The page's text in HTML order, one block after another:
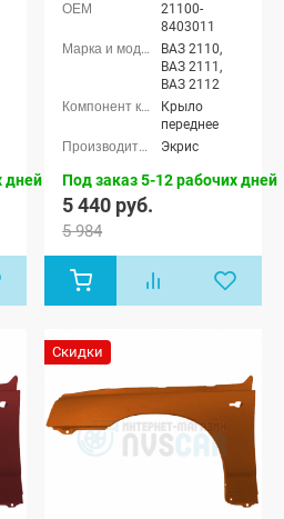
дней
21100-
8403011
ВАЗ 2110,
ВАЗ 2111,
ВАЗ 2112
Крыло
переднее
Экрис
Под заказ 5-12 рабочих дней
5 440 руб.
5 984
Скидки